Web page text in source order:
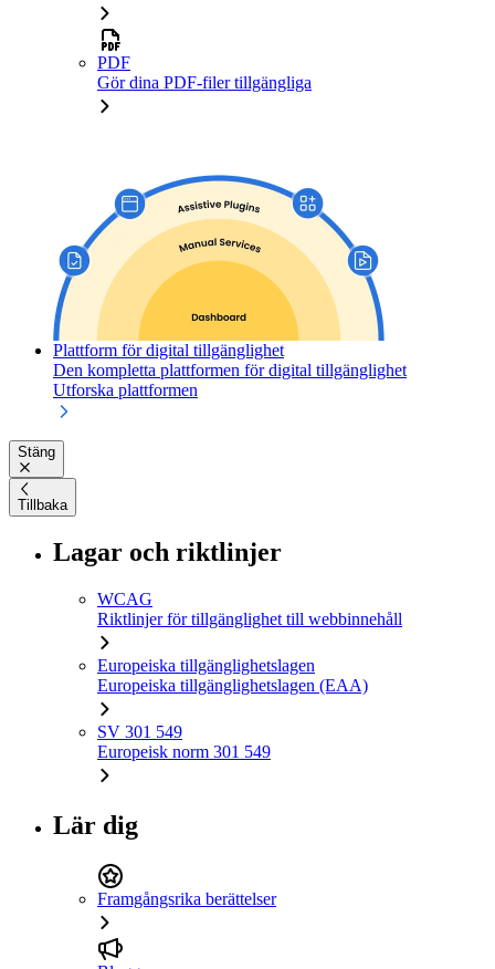
PDF
Gör dina PDF-filer tillgängliga
Plattform för digital tillgänglighet
Den kompletta plattformen för digital tillgänglighet
Utforska plattformen
Stäng
Tillbaka
Lagar och riktlinjer
WCAG
Riktlinjer för tillgänglighet till webbinnehåll
Europeiska tillgänglighetslagen
Europeiska tillgänglighetslagen (EAA)
SV 301 549
Europeisk norm 301 549
Lär dig
Framgångsrika berättelser